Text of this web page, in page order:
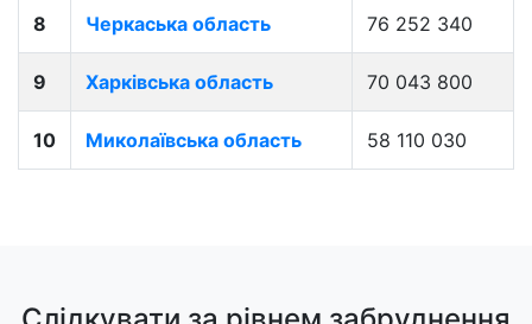
8 Черкаська область 76 252 340
9 Харківська область 70 043 800
10 Миколаївська область 58 110 030